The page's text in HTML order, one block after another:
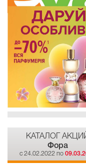
КАТАЛОГ
Фора
c 24.02.2022 по